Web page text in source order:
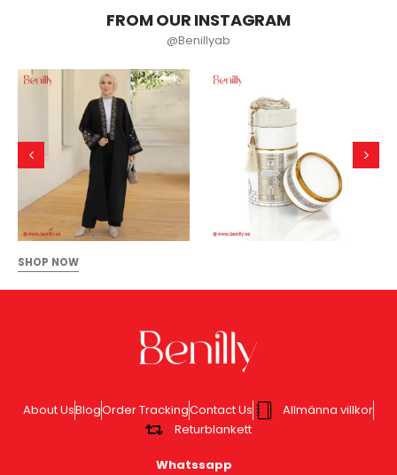
FROM OUR INSTAGRAM
@Benillyab
SHOP NOW
About UsBlogOrder TrackingContact Us
Allmänna villkor
Returblankett
Whatssapp